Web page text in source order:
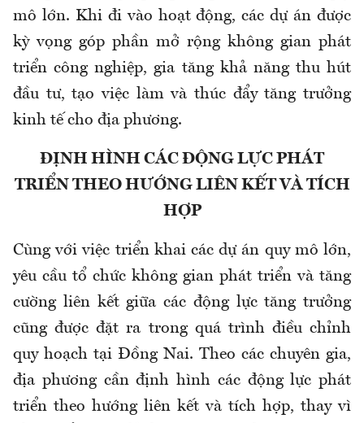
mô lớn. Khi đi vào hoạt động, các dự án được
kỳ vọng góp phần mở rộng không gian phát
triển công nghiệp, gia tăng khả năng thu hút
đầu tư, tạo việc làm và thúc đẩy tăng trưởng
kinh tế cho địa phương.
ĐỊNH HÌNH CÁC ĐỘNG LỰC PHÁT
TRIỂN THEO HƯỚNG LIÊN KẾT VÀ TÍCH
HỢP
Cùng với việc triển khai các dự án quy mô lớn,
yêu cầu tổ chức không gian phát triển và tăng
cường liên kết giữa các động lực tăng trưởng
cũng được đặt ra trong quá trình điều chỉnh
quy hoạch tại Đồng Nai. Theo các chuyên gia,
địa phương cần định hình các động lực phát
triển theo hướng liên kết và tích hợp, thay vì